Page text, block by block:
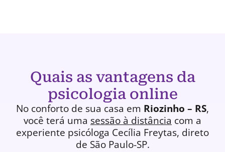
Quais as vantagens da
psicologia online
No conforto de sua casa em Riozinho – RS,
você terá uma sessão à distância com a
experiente psicóloga Cecília Freytas, direto
de São Paulo-SP.